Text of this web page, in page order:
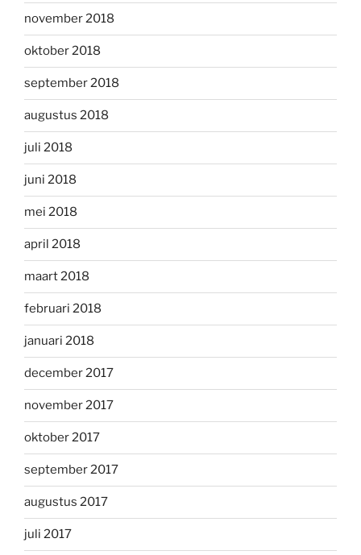
november 2018
oktober 2018
september 2018
augustus 2018
juli 2018
juni 2018
mei 2018
april 2018
maart 2018
februari 2018
januari 2018
december 2017
november 2017
oktober 2017
september 2017
augustus 2017
juli 2017